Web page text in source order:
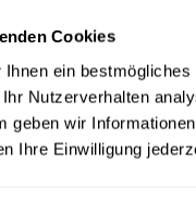
Cookies
Ihnen ein
Nutzerverhalten
geben wir
Ihre Einwilligung
Tage
Grand